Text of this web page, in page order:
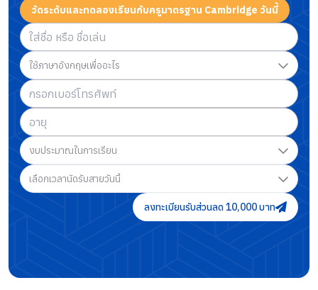
วัดระดับและทดลองเรียนกับครูมาตรฐาน Cambridge วันนี้
ใช้ภาษาอังกฤษเพื่ออะไร
งบประมาณในการเรียน
เลือกเวลานัดรับสายวันนี้
ลงทะเบียนรับส่วนลด 10,000 บาท